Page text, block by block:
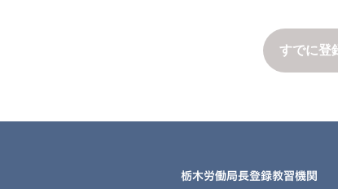
の利用目的および当該個人情
3.その他法令に違反することと
前項の定めにかかわらず、履
3. 変更後の本規約の効力発生
第5条（当社提供情報）
1. 当社が本サービスに関連し
すでに登